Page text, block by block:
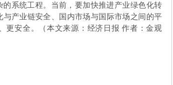
系统工程。当前，要加快推进产业绿色化转
产业链安全、国内市场与国际市场之间的平
更安全。（本文来源：经济日报 作者：金观